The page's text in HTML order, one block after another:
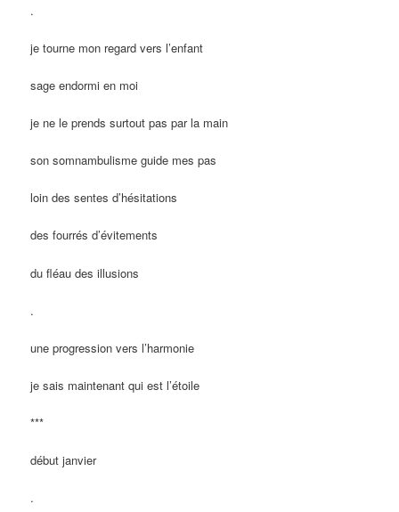
.
je tourne mon regard vers l’enfant
sage endormi en moi
je ne le prends surtout pas par la main
son somnambulisme guide mes pas
loin des sentes d’hésitations
des fourrés d’évitements
du fléau des illusions
.
une progression vers l’harmonie
je sais maintenant qui est l’étoile
***
début janvier
.